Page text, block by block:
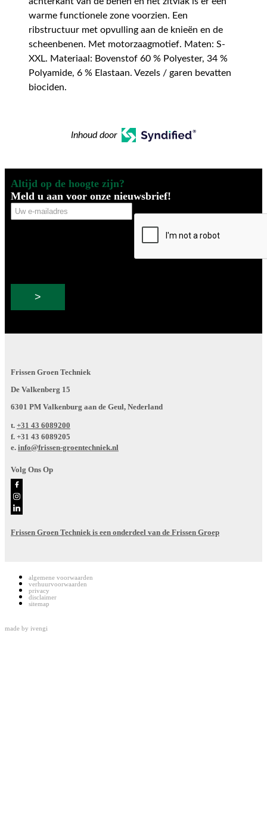
warme functionele zone voorzien. Een
ribstructuur met opvulling aan de knieën en de
scheenbenen. Met motorzaagmotief. Maten: S-
XXL. Materiaal: Bovenstof 60 % Polyester, 34 %
Polyamide, 6 % Elastaan. Vezels / garen bevatten
biociden.
Inhoud door
Altijd op de hoogte zijn?
Meld u aan voor onze nieuwsbrief!
Uw
e-
Frissen Groen Techniek
De Valkenberg 15
6301 PM Valkenburg aan de Geul, Nederland
t. +31 43 6089200
f. +31 43 6089205
e. info@frissen-groentechniek.nl
Volg Ons Op
Frissen Groen Techniek is een onderdeel van de Frissen Groep
algemene voorwaarden
verhuurvoorwaarden
privacy
disclaimer
sitemap
made by ivengi